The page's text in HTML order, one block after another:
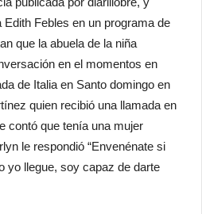
Edith Febles en un programa de
que la abuela de la niña
en el momentos en
de Italia en Santo domingo en
quien recibió una llamada en
contó que tenía una mujer
le respondió “Envenénate si
yo llegue, soy capaz de darte